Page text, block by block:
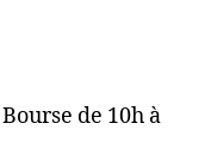
de 10h à